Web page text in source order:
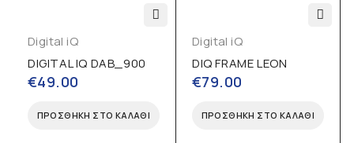
Digital iQ
DIGITAL IQ DAB_900
€49.00
ΠΡΟΣΘΉΚΗ ΣΤΟ ΚΑΛΆΘΙ
Digital iQ
DIQ FRAME LEON
€79.00
ΠΡΟΣΘΉΚΗ ΣΤΟ ΚΑΛΆΘΙ